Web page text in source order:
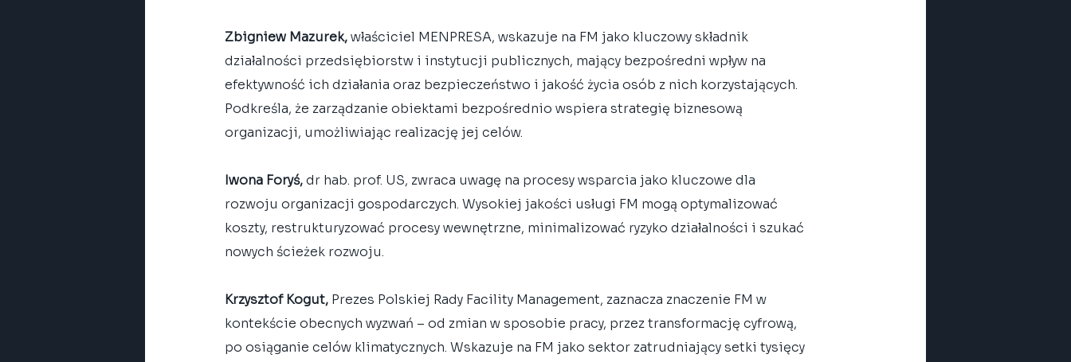
Zbigniew Mazurek, właściciel MENPRESA, wskazuje na FM jako kluczowy składnik
działalności przedsiębiorstw i instytucji publicznych, mający bezpośredni wpływ na
efektywność ich działania oraz bezpieczeństwo i jakość życia osób z nich korzystających.
Podkreśla, że zarządzanie obiektami bezpośrednio wspiera strategię biznesową
organizacji, umożliwiając realizację jej celów.
Iwona Foryś, dr hab. prof. US, zwraca uwagę na procesy wsparcia jako kluczowe dla
rozwoju organizacji gospodarczych. Wysokiej jakości usługi FM mogą optymalizować
koszty, restrukturyzować procesy wewnętrzne, minimalizować ryzyko działalności i szukać
nowych ścieżek rozwoju.
Krzysztof Kogut, Prezes Polskiej Rady Facility Management, zaznacza znaczenie FM w
kontekście obecnych wyzwań – od zmian w sposobie pracy, przez transformację cyfrową,
po osiąganie celów klimatycznych. Wskazuje na FM jako sektor zatrudniający setki tysięcy